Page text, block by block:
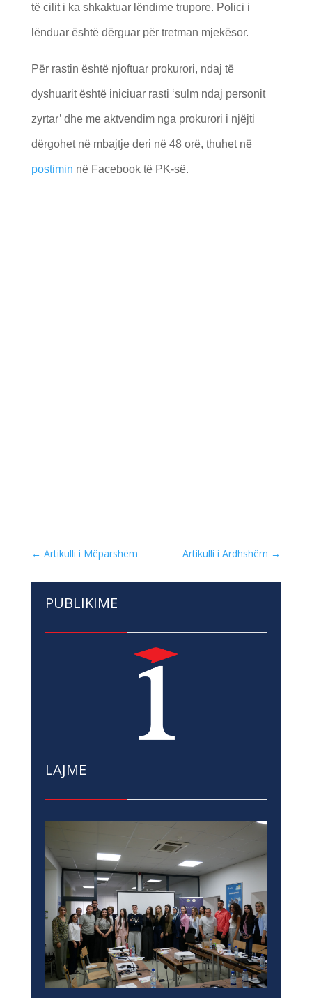
të cilit i ka shkaktuar lëndime trupore. Polici i
lënduar është dërguar për tretman mjekësor.
Për rastin është njoftuar prokurori, ndaj të
dyshuarit është iniciuar rasti ‘sulm ndaj personit
zyrtar’ dhe me aktvendim nga prokurori i njëjti
dërgohet në mbajtje deri në 48 orë, thuhet në
postimin në Facebook të PK-së.
← Artikulli i Mëparshëm Artikulli i Ardhshëm →
PUBLIKIME
LAJME